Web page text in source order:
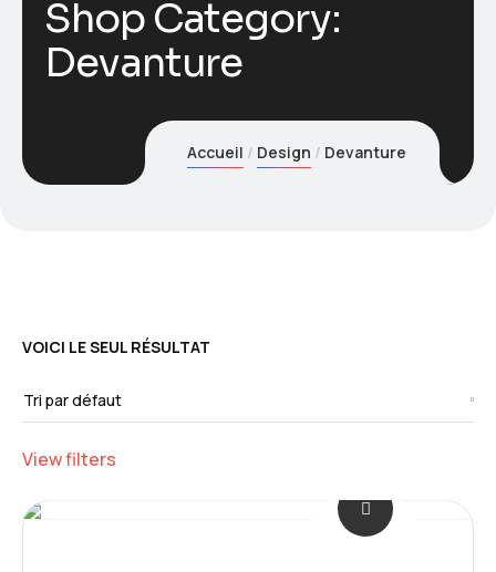
Shop Category:
Devanture
Accueil Design Devanture
VOICI LE SEUL RÉSULTAT
View filters